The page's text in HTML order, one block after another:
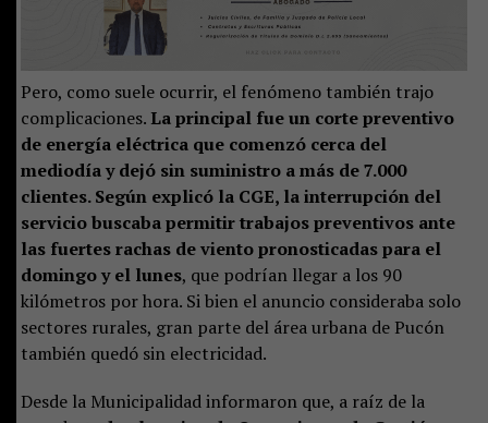
Pero, como suele ocurrir, el fenómeno también trajo
complicaciones. La principal fue un corte preventivo
de energía eléctrica que comenzó cerca del
mediodía y dejó sin suministro a más de 7.000
clientes. Según explicó la CGE, la interrupción del
servicio buscaba permitir trabajos preventivos ante
las fuertes rachas de viento pronosticadas para el
domingo y el lunes, que podrían llegar a los 90
kilómetros por hora. Si bien el anuncio consideraba solo
sectores rurales, gran parte del área urbana de Pucón
también quedó sin electricidad.
Desde la Municipalidad informaron que, a raíz de la